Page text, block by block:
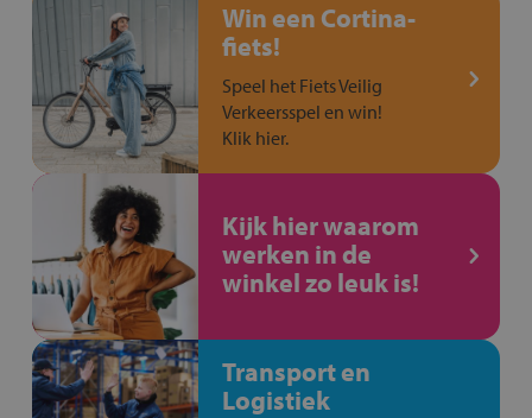
Win een Cortina-
fiets!
Speel het Fiets Veilig
Verkeersspel en win!
Klik hier.
Kijk hier waarom
werken in de
winkel zo leuk is!
Transport en
Logistiek